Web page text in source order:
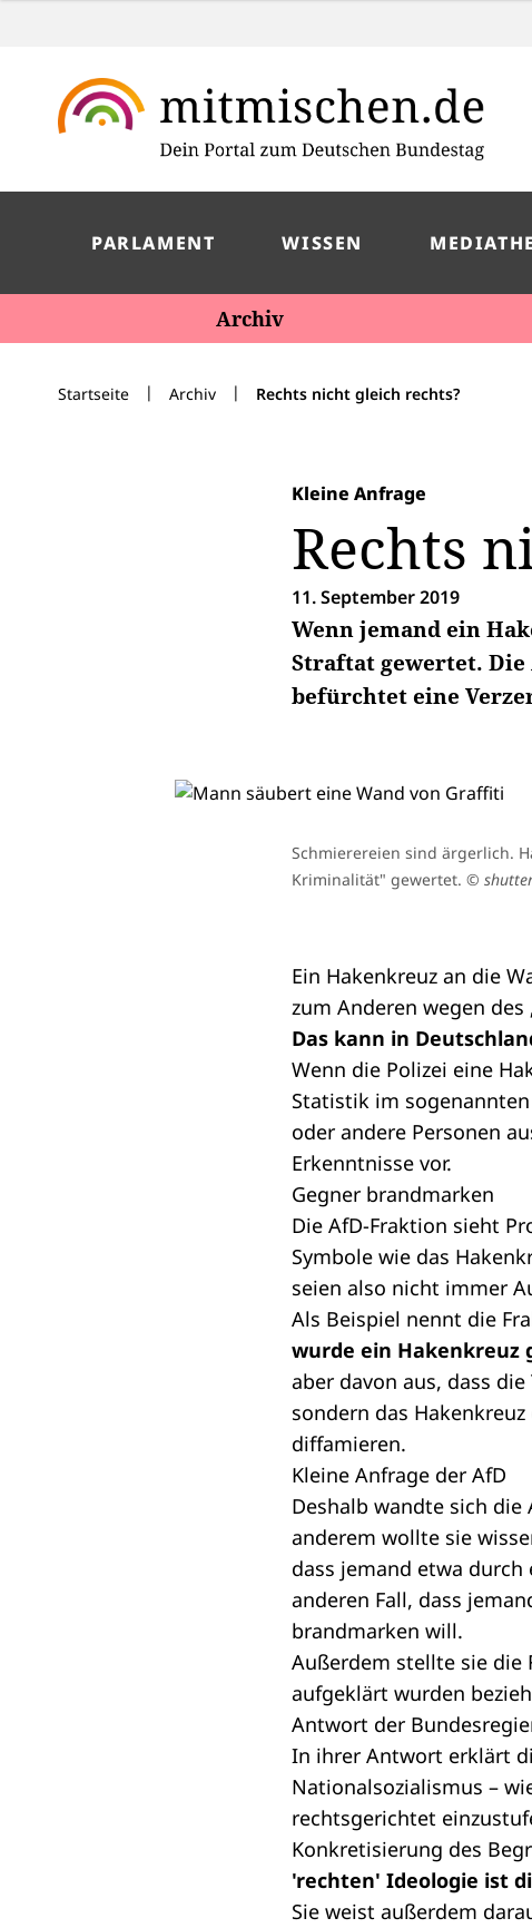
PARLAMENT WISSEN
Archiv
Startseite | Archiv | Rechts nicht gleich rechts?
Kleine Anfrage
Rechts
11. September 2019
Wenn jemand ein
Straftat gewertet. Die
befürchtet eine
Schmierereien sind ärgerlich.
Kriminalität" gewertet. ©
Ein Hakenkreuz an die
zum Anderen wegen des
Das kann in
Wenn die Polizei eine
Statistik im sogenannten
oder andere Personen
Erkenntnisse vor.
Gegner brandmarken
Die AfD-Fraktion sieht
Symbole wie das
seien also nicht immer
Als Beispiel nennt die
wurde ein Hakenkreuz
aber davon aus, dass
sondern das
diffamieren.
Kleine Anfrage der AfD
Deshalb wandte sich
anderem wollte sie
dass jemand etwa
anderen Fall, dass
brandmarken will.
Außerdem stellte sie die
aufgeklärt wurden
Antwort der
In ihrer Antwort erklärt
Nationalsozialismus –
rechtsgerichtet
Konkretisierung des
'rechten' Ideologie ist
Sie weist außerdem